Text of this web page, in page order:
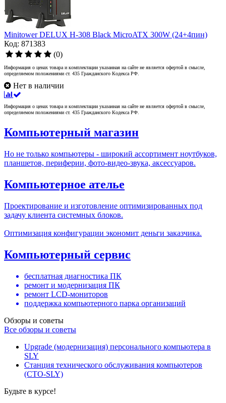
Minitower DELUX H-308 Black MicroATX 300W (24+4пин)
Код: 871383
(0)
Информация о ценах товара и комплектации указанная на сайте не является офертой в смысле,
определяемом положениями ст. 435 Гражданского Кодекса РФ.
Нет в наличии
Информация о ценах товара и комплектации указанная на сайте не является офертой в смысле,
определяемом положениями ст. 435 Гражданского Кодекса РФ.
Компьютерный магазин
Но не только компьютеры - широкий ассортимент ноутбуков,
планшетов, периферии, фото-видео-звука, аксессуаров.
Компьютерное ателье
Проектирование и изготовление оптимизированных под
задачу клиента системных блоков.
Оптимизация конфигурации экономит деньги заказчика.
Компьютерный сервис
бесплатная диагностика ПК
ремонт и модернизация ПК
ремонт LCD-мониторов
поддержка компьютерного парка организаций
Обзоры и советы
Все обзоры и советы
Upgrade (модернизация) персонального компьютера в
SLY
Станция технического обслуживания компьютеров
(СТО-SLY)
Будьте в курсе!